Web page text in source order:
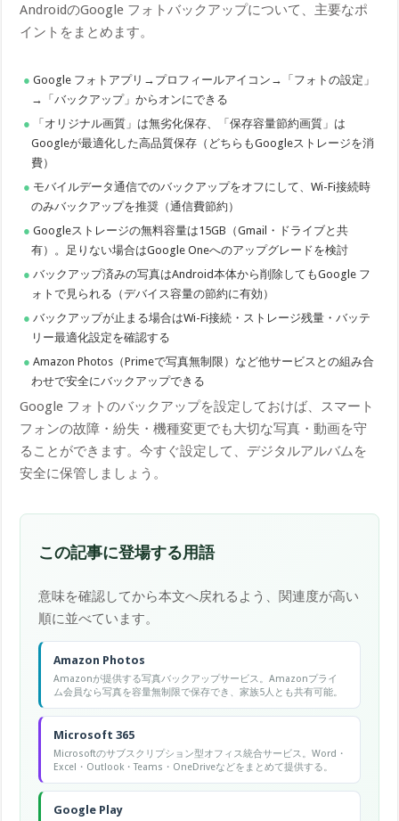
AndroidのGoogle フォトバックアップについて、主要なポ
イントをまとめます。
Google フォトアプリ→プロフィールアイコン→「フォトの設定」
→「バックアップ」からオンにできる
「オリジナル画質」は無劣化保存、「保存容量節約画質」は
Googleが最適化した高品質保存（どちらもGoogleストレージを消
費）
モバイルデータ通信でのバックアップをオフにして、Wi-Fi接続時
のみバックアップを推奨（通信費節約）
Googleストレージの無料容量は15GB（Gmail・ドライブと共
有）。足りない場合はGoogle Oneへのアップグレードを検討
バックアップ済みの写真はAndroid本体から削除してもGoogle フ
ォトで見られる（デバイス容量の節約に有効）
バックアップが止まる場合はWi-Fi接続・ストレージ残量・バッテ
リー最適化設定を確認する
Amazon Photos（Primeで写真無制限）など他サービスとの組み合
わせで安全にバックアップできる
Google フォトのバックアップを設定しておけば、スマート
フォンの故障・紛失・機種変更でも大切な写真・動画を守
ることができます。今すぐ設定して、デジタルアルバムを
安全に保管しましょう。
この記事に登場する用語
意味を確認してから本文へ戻れるよう、関連度が高い
順に並べています。
Amazon Photos
Amazonが提供する写真バックアップサービス。Amazonプライ
ム会員なら写真を容量無制限で保存でき、家族5人とも共有可能。
Microsoft 365
Microsoftのサブスクリプション型オフィス統合サービス。Word・
Excel・Outlook・Teams・OneDriveなどをまとめて提供する。
Google Play